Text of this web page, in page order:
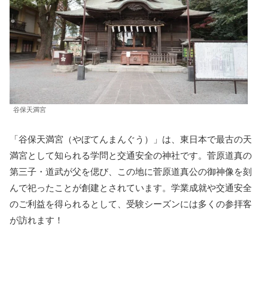
谷保天満宮
「谷保天満宮（やぼてんまんぐう）」は、東日本で最古の天
満宮として知られる学問と交通安全の神社です。菅原道真の
第三子・道武が父を偲び、この地に菅原道真公の御神像を刻
んで祀ったことが創建とされています。学業成就や交通安全
のご利益を得られるとして、受験シーズンには多くの参拝客
が訪れます！